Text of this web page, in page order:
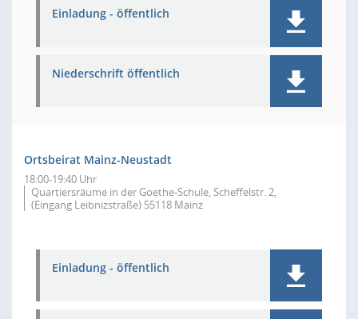
Einladung - öffentlich
Niederschrift öffentlich
Ortsbeirat Mainz-Neustadt
18:00-19:40 Uhr
Quartiersräume in der Goethe-Schule, Scheffelstr. 2,
(Eingang Leibnizstraße) 55118 Mainz
Einladung - öffentlich